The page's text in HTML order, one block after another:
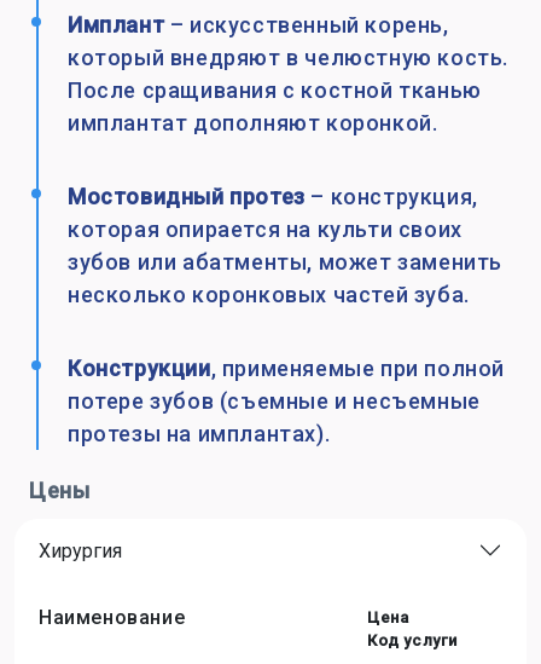
Имплант– искусственный корень,
который внедряют в челюстную кость.
После сращивания с костной тканью
имплантат дополняют коронкой.
Мостовидный протез – конструкция,
которая опирается на культи своих
зубов или абатменты, может заменить
несколько коронковых частей зуба.
Конструкции, применяемые при полной
потере зубов (съемные и несъемные
протезы на имплантах).
Цены
Хирургия
Наименование
Цена
Код услуги